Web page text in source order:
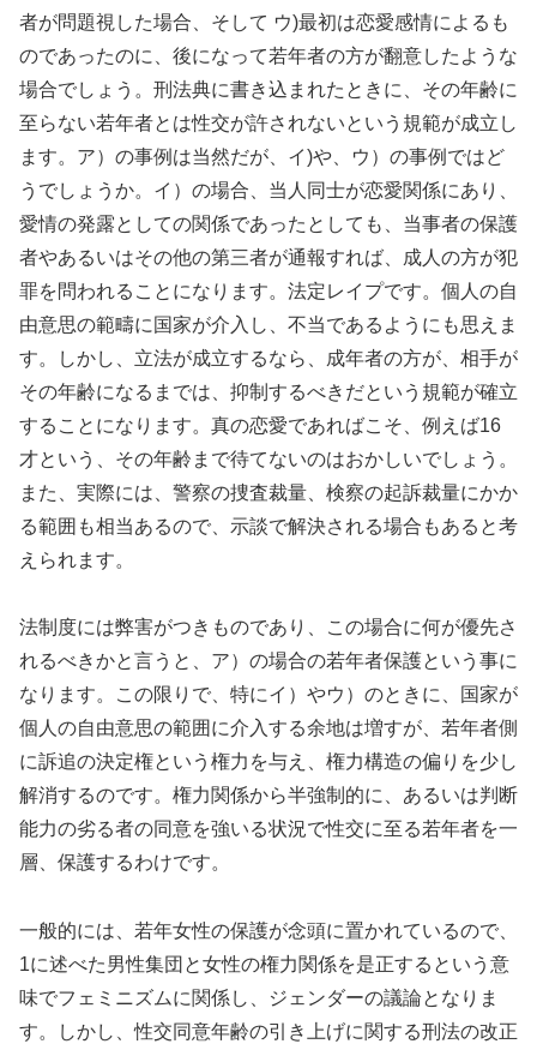
者が問題視した場合、そして ウ)最初は恋愛感情によるも
のであったのに、後になって若年者の方が翻意したような
場合でしょう。刑法典に書き込まれたときに、その年齢に
至らない若年者とは性交が許されないという規範が成立し
ます。ア）の事例は当然だが、イ)や、ウ）の事例ではど
うでしょうか。イ）の場合、当人同士が恋愛関係にあり、
愛情の発露としての関係であったとしても、当事者の保護
者やあるいはその他の第三者が通報すれば、成人の方が犯
罪を問われることになります。法定レイプです。個人の自
由意思の範疇に国家が介入し、不当であるようにも思えま
す。しかし、立法が成立するなら、成年者の方が、相手が
その年齢になるまでは、抑制するべきだという規範が確立
することになります。真の恋愛であればこそ、例えば16
才という、その年齢まで待てないのはおかしいでしょう。
また、実際には、警察の捜査裁量、検察の起訴裁量にかか
る範囲も相当あるので、示談で解決される場合もあると考
えられます。
法制度には弊害がつきものであり、この場合に何が優先さ
れるべきかと言うと、ア）の場合の若年者保護という事に
なります。この限りで、特にイ）やウ）のときに、国家が
個人の自由意思の範囲に介入する余地は増すが、若年者側
に訴追の決定権という権力を与え、権力構造の偏りを少し
解消するのです。権力関係から半強制的に、あるいは判断
能力の劣る者の同意を強いる状況で性交に至る若年者を一
層、保護するわけです。
一般的には、若年女性の保護が念頭に置かれているので、
1に述べた男性集団と女性の権力関係を是正するという意
味でフェミニズムに関係し、ジェンダーの議論となりま
す。しかし、性交同意年齢の引き上げに関する刑法の改正